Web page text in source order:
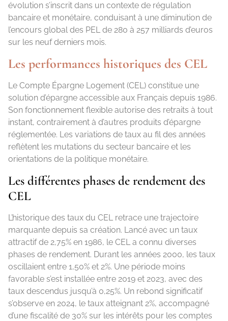
évolution s’inscrit dans un contexte de régulation
bancaire et monétaire, conduisant à une diminution de
l’encours global des PEL de 280 à 257 milliards d’euros
sur les neuf derniers mois.
Les performances historiques des CEL
Le Compte Épargne Logement (CEL) constitue une
solution d’épargne accessible aux Français depuis 1986.
Son fonctionnement flexible autorise des retraits à tout
instant, contrairement à d’autres produits d’épargne
réglementée. Les variations de taux au fil des années
reflètent les mutations du secteur bancaire et les
orientations de la politique monétaire.
Les différentes phases de rendement des
CEL
L’historique des taux du CEL retrace une trajectoire
marquante depuis sa création. Lancé avec un taux
attractif de 2,75% en 1986, le CEL a connu diverses
phases de rendement. Durant les années 2000, les taux
oscillaient entre 1,50% et 2%. Une période moins
favorable s’est installée entre 2019 et 2023, avec des
taux descendus jusqu’à 0,25%. Un rebond significatif
s’observe en 2024, le taux atteignant 2%, accompagné
d’une fiscalité de 30% sur les intérêts pour les comptes